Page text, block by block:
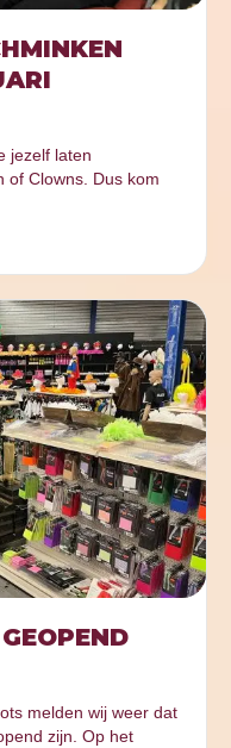
jezelf laten
of Clowns. Dus kom
melden wij weer dat
zijn. Op het